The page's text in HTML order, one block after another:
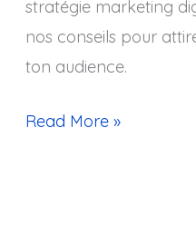
stratégie marketing
nos conseils pour
ton audience.
Read More »